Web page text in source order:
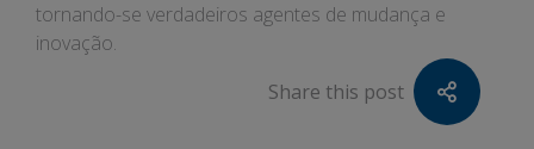
tornando-se verdadeiros agentes de mudança e
inovação.
Share this post